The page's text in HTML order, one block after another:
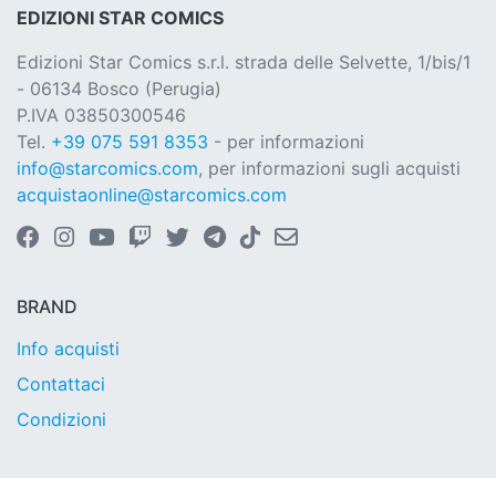
EDIZIONI STAR COMICS
Edizioni Star Comics s.r.l. strada delle Selvette, 1/bis/1
- 06134 Bosco (Perugia)
P.IVA 03850300546
Tel. +39 075 591 8353 - per informazioni
info@starcomics.com, per informazioni sugli acquisti
acquistaonline@starcomics.com
BRAND
Info acquisti
Contattaci
Condizioni